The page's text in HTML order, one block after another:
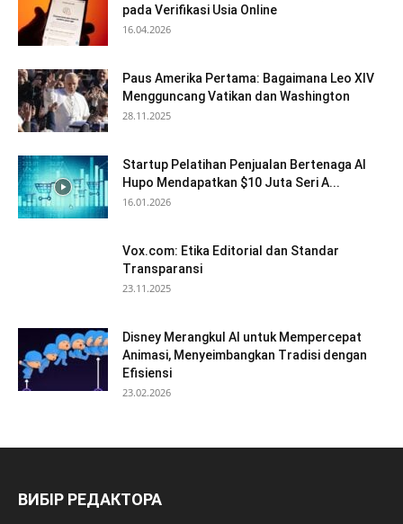
pada Verifikasi Usia Online
16.04.2026
Paus Amerika Pertama: Bagaimana Leo XIV
Mengguncang Vatikan dan Washington
28.11.2025
Startup Pelatihan Penjualan Bertenaga AI
Hupo Mendapatkan $10 Juta Seri A...
16.01.2026
Vox.com: Etika Editorial dan Standar
Transparansi
23.11.2025
Disney Merangkul AI untuk Mempercepat
Animasi, Menyeimbangkan Tradisi dengan
Efisiensi
23.02.2026
ВИБІР РЕДАКТОРА